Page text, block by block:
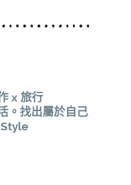
x 旅行
。找出屬於自己